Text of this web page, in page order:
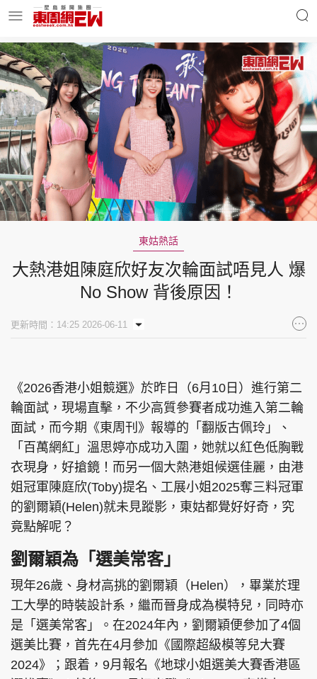
明星名人 時事財經
東周Ladies 優享生活
東周食玩通 會員活動
玄學靈異 東周專欄
東周刊 cazbuyer 東Touch
PCM 電腦廣場 星島頭條 星島日報
頭條日報 星島環球
親子王 Oh!爸媽 JobMarket
東姑熱話
大熱港姐陳庭欣好友次輪面試唔見人 爆
No Show 背後原因！
更新時間：14:25 2026-06-11
《2026香港小姐競選》於昨日（6月10日）進行第二
輪面試，現場直擊，不少高質參賽者成功進入第二輪
面試，而今期《東周刊》報導的「翻版古佩玲」、
「百萬網紅」溫思婷亦成功入圍，她就以紅色低胸戰
衣現身，好搶鏡！而另一個大熱港姐候選佳麗，由港
姐冠軍陳庭欣(Toby)提名、工展小姐2025奪三料冠軍
的劉爾穎(Helen)就未見蹤影，東姑都覺好好奇，究
竟點解呢？
劉爾穎為「選美常客」
現年26歲、身材高挑的劉爾穎（Helen），畢業於理
工大學的時裝設計系，繼而晉身成為模特兒，同時亦
是「選美常客」。在2024年內，劉爾穎便參加了4個
選美比賽，首先在4月參加《國際超級模等兒大賽
2024》；跟着，9月報名《地球小姐選美大賽香港區